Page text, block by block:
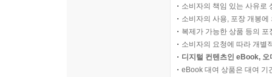
소비자의 책임 있는 사유로
소비자의 사용, 포장 개봉
복제가 가능한 상품 등의
소비자의 요청에 따라 개별
디지털 컨텐츠인 eBook,
eBook 대여 상품은 대여 기